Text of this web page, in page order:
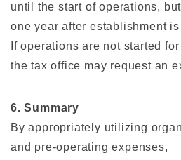
until the start of operations,
one year after establishment
If operations are not started
the tax office may request an
6. Summary
By appropriately utilizing
and pre-operating expenses,